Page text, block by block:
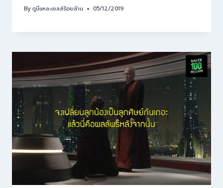
Byกูนี่แหละเซลล์ร้อยล้าน 05/12/2019